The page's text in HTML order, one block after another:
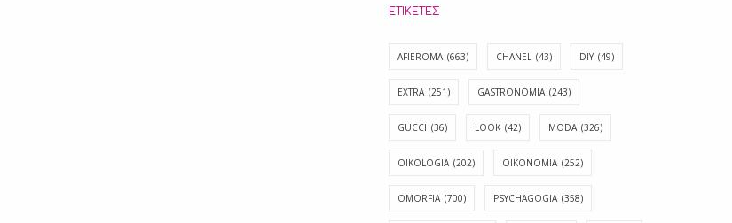
ΕΤΙΚΈΤΕΣ
AFIEROMA (663) CHANEL (43) DIY (49)
EXTRA (251) GASTRONOMIA (243)
GUCCI (36) LOOK (42) MODA (326)
OIKOLOGIA (202) OIKONOMIA (252)
OMORFIA (700) PSYCHAGOGIA (358)